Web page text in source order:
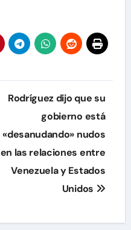
Rodríguez dijo que su
gobierno está
«desanudando» nudos
en las relaciones entre
Venezuela y Estados
Unidos